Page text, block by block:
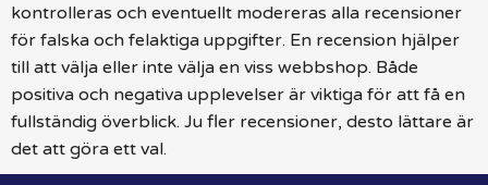
kontrolleras och eventuellt modereras alla recensioner
för falska och felaktiga uppgifter. En recension hjälper
till att välja eller inte välja en viss webbshop. Både
positiva och negativa upplevelser är viktiga för att få en
fullständig överblick. Ju fler recensioner, desto lättare är
det att göra ett val.